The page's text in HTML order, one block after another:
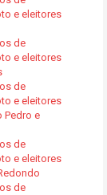
e eleitores
de
e eleitores
de
e eleitores
Pedro e
de
e eleitores
de